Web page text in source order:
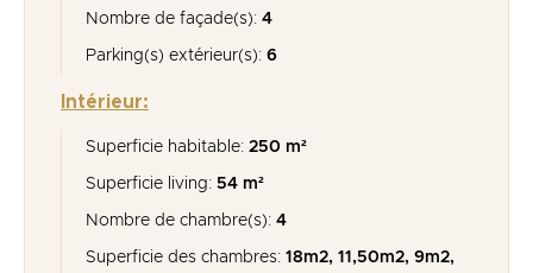
Nombre de façade(s): 4
Parking(s) extérieur(s): 6
Intérieur:
Superficie habitable: 250 m²
Superficie living: 54 m²
Nombre de chambre(s): 4
Superficie des chambres: 18m2, 11,50m2, 9m2,